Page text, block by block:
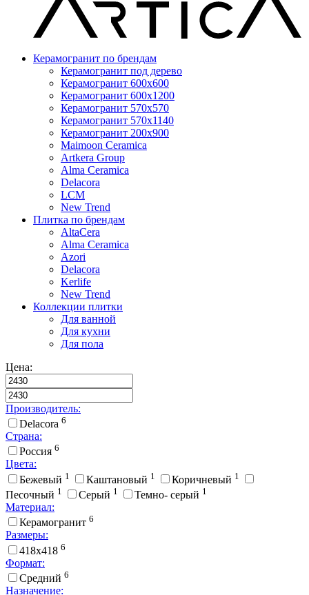
Керамогранит по брендам
Керамогранит под дерево
Керамогранит 600x600
Керамогранит 600x1200
Керамогранит 570x570
Керамогранит 570x1140
Керамогранит 200x900
Maimoon Ceramica
Artkera Group
Alma Ceramica
Delacora
LCM
New Trend
Плитка по брендам
AltaCera
Аlma Ceramica
Azori
Delacora
Kerlife
New Trend
Коллекции плитки
Для ванной
Для кухни
Для пола
Цена:
Производитель:
Delacora 6
Страна:
Россия 6
Цвета:
Бежевый 1 Каштановый 1 Коричневый 1
Песочный 1 Серый 1 Темно- серый 1
Материал:
Керамогранит 6
Размеры:
418x418 6
Формат:
Средний 6
Назначение: